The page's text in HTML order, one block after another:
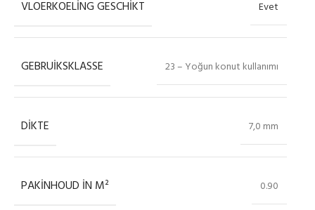
VLOERKOELING GESCHIKT Evet
GEBRUIKSKLASSE 23 – Yoğun konut kullanımı
DIKTE 7,0 mm
PAKINHOUD IN M² 0.90